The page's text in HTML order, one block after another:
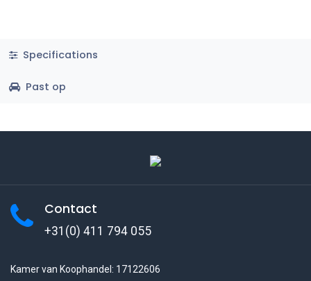
Specifications
Past op
Contact
+31(0) 411 794 055
Kamer van Koophandel: 17122606